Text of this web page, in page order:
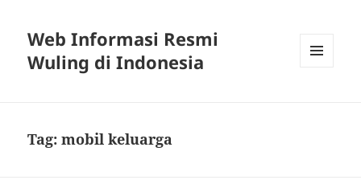
Web Informasi Resmi
Wuling di Indonesia
Tag:mobil keluarga